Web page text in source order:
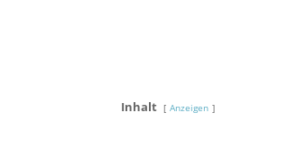
Inhalt Anzeigen